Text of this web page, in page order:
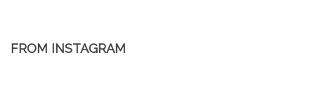
FROM INSTAGRAM